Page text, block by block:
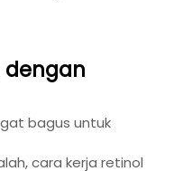
dengan
bagus untuk
cara kerja retinol